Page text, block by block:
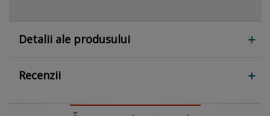
Detalii ale produsului
Recenzii